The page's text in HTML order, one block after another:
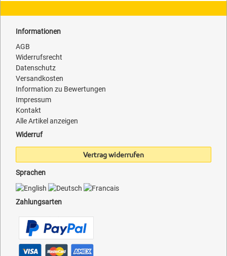
Informationen
AGB
Widerrufsrecht
Datenschutz
Versandkosten
Information zu Bewertungen
Impressum
Kontakt
Alle Artikel anzeigen
Widerruf
Vertrag widerrufen
Sprachen
Zahlungsarten